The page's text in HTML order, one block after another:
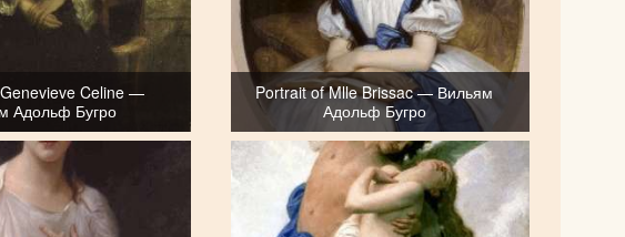
Celine —
Адольф Бугро
Portrait of Mlle Brissac — Вильям
Адольф Бугро